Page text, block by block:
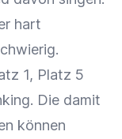
hart
1, Platz 5
Die damit
können